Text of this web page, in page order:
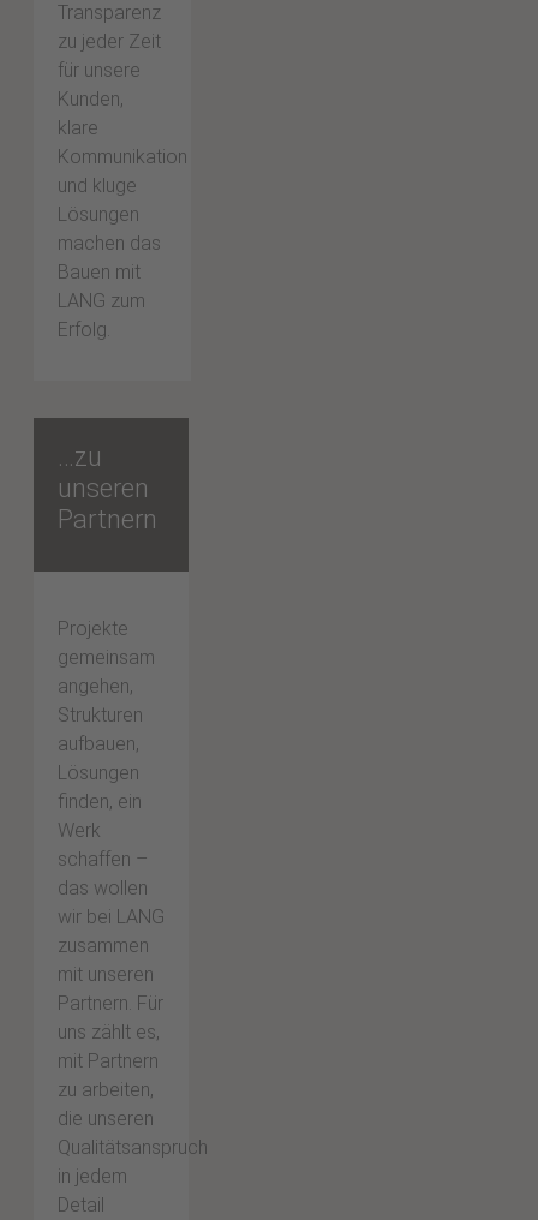
Transparenz
zu jeder Zeit
für unsere
Kunden,
klare
Kommunikation
und kluge
Lösungen
machen das
Bauen mit
LANG zum
Erfolg.
…zu
unseren
Partnern
Projekte
gemeinsam
angehen,
Strukturen
aufbauen,
Lösungen
finden, ein
Werk
schaffen –
das wollen
wir bei LANG
zusammen
mit unseren
Partnern. Für
uns zählt es,
mit Partnern
zu arbeiten,
die unseren
Qualitätsanspruch
in jedem
Detail